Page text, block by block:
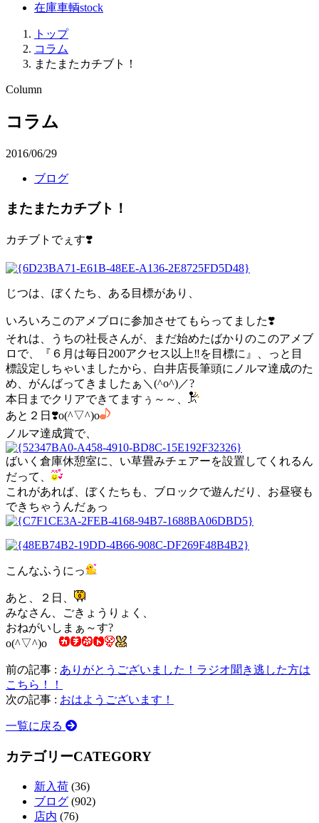
在庫車輌stock
トップ
コラム
またまたカチブト！
Column
コラム
2016/06/29
ブログ
またまたカチブト！
カチブトでぇす❣️
じつは、ぼくたち、ある目標があり、
いろいろこのアメブロに参加させてもらってました❣️
それは、うちの社長さんが、まだ始めたばかりのこのアメブ
ロで、『６月は毎日200アクセス以上‼️を目標に』、っと目
標設定しちゃいましたから、白井店長筆頭にノルマ達成のた
め、がんばってきましたぁ＼(^o^)／?
本日までクリアできてますぅ～～、
あと２日❣️o(^▽^)o
ノルマ達成賞で、
ばいく倉庫休憩室に、い草畳みチェアーを設置してくれるん
だって、
これがあれば、ぼくたちも、ブロックで遊んだり、お昼寝も
できちゃうんだぁっ
こんなふうにっ
あと、２日、
みなさん、ごきょうりょく、
おねがいしまぁ～す?
o(^▽^)o
前の記事 : ありがとうございました！ラジオ聞き逃した方は
こちら！！
次の記事 : おはようございます！
一覧に戻る
カテゴリーCATEGORY
新入荷 (36)
ブログ (902)
店内 (76)